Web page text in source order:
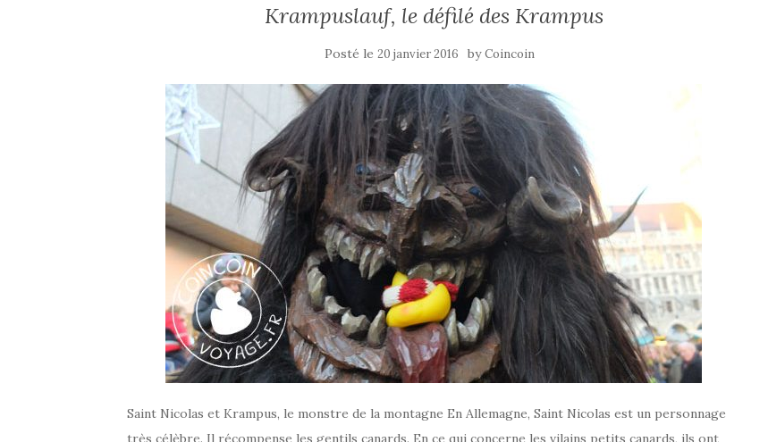
Krampuslauf, le défilé des Krampus
Posté le 20 janvier 2016 byCoincoin
Saint Nicolas et Krampus, le monstre de la montagne En Allemagne, Saint Nicolas est un personnage
très célèbre. Il récompense les gentils canards. En ce qui concerne les vilains petits canards, ils ont